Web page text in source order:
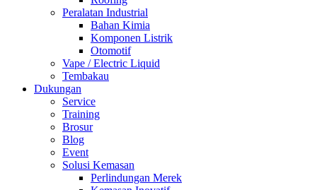
Peralatan Industrial
Bahan Kimia
Komponen Listrik
Otomotif
Vape / Electric Liquid
Tembakau
Dukungan
Service
Training
Brosur
Blog
Event
Solusi Kemasan
Perlindungan Merek